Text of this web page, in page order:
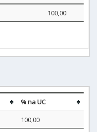
100,00
% na UC
100,00